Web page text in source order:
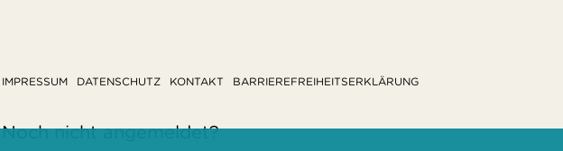
IMPRESSUM DATENSCHUTZ KONTAKT BARRIEREFREIHEITSERKLÄRUNG
Noch nicht angemeldet?